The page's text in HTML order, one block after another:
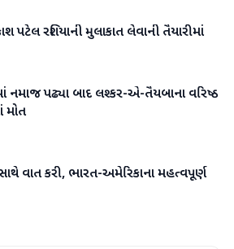
રશિયાની મુલાકાત લેવાની તૈયારીમાં
નમાજ પઢ્યા બાદ લશ્કર-એ-તૈયબાના વરિષ્ઠ
મોત
વાત કરી, ભારત-અમેરિકાના મહત્વપૂર્ણ